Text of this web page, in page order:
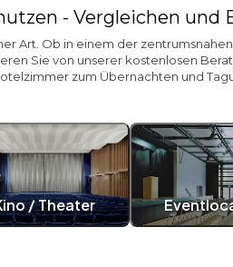
- Vergleichen und
Art. Ob in einem der
Sie von unserer kostenlosen
zum Übernachten und
/ Theater